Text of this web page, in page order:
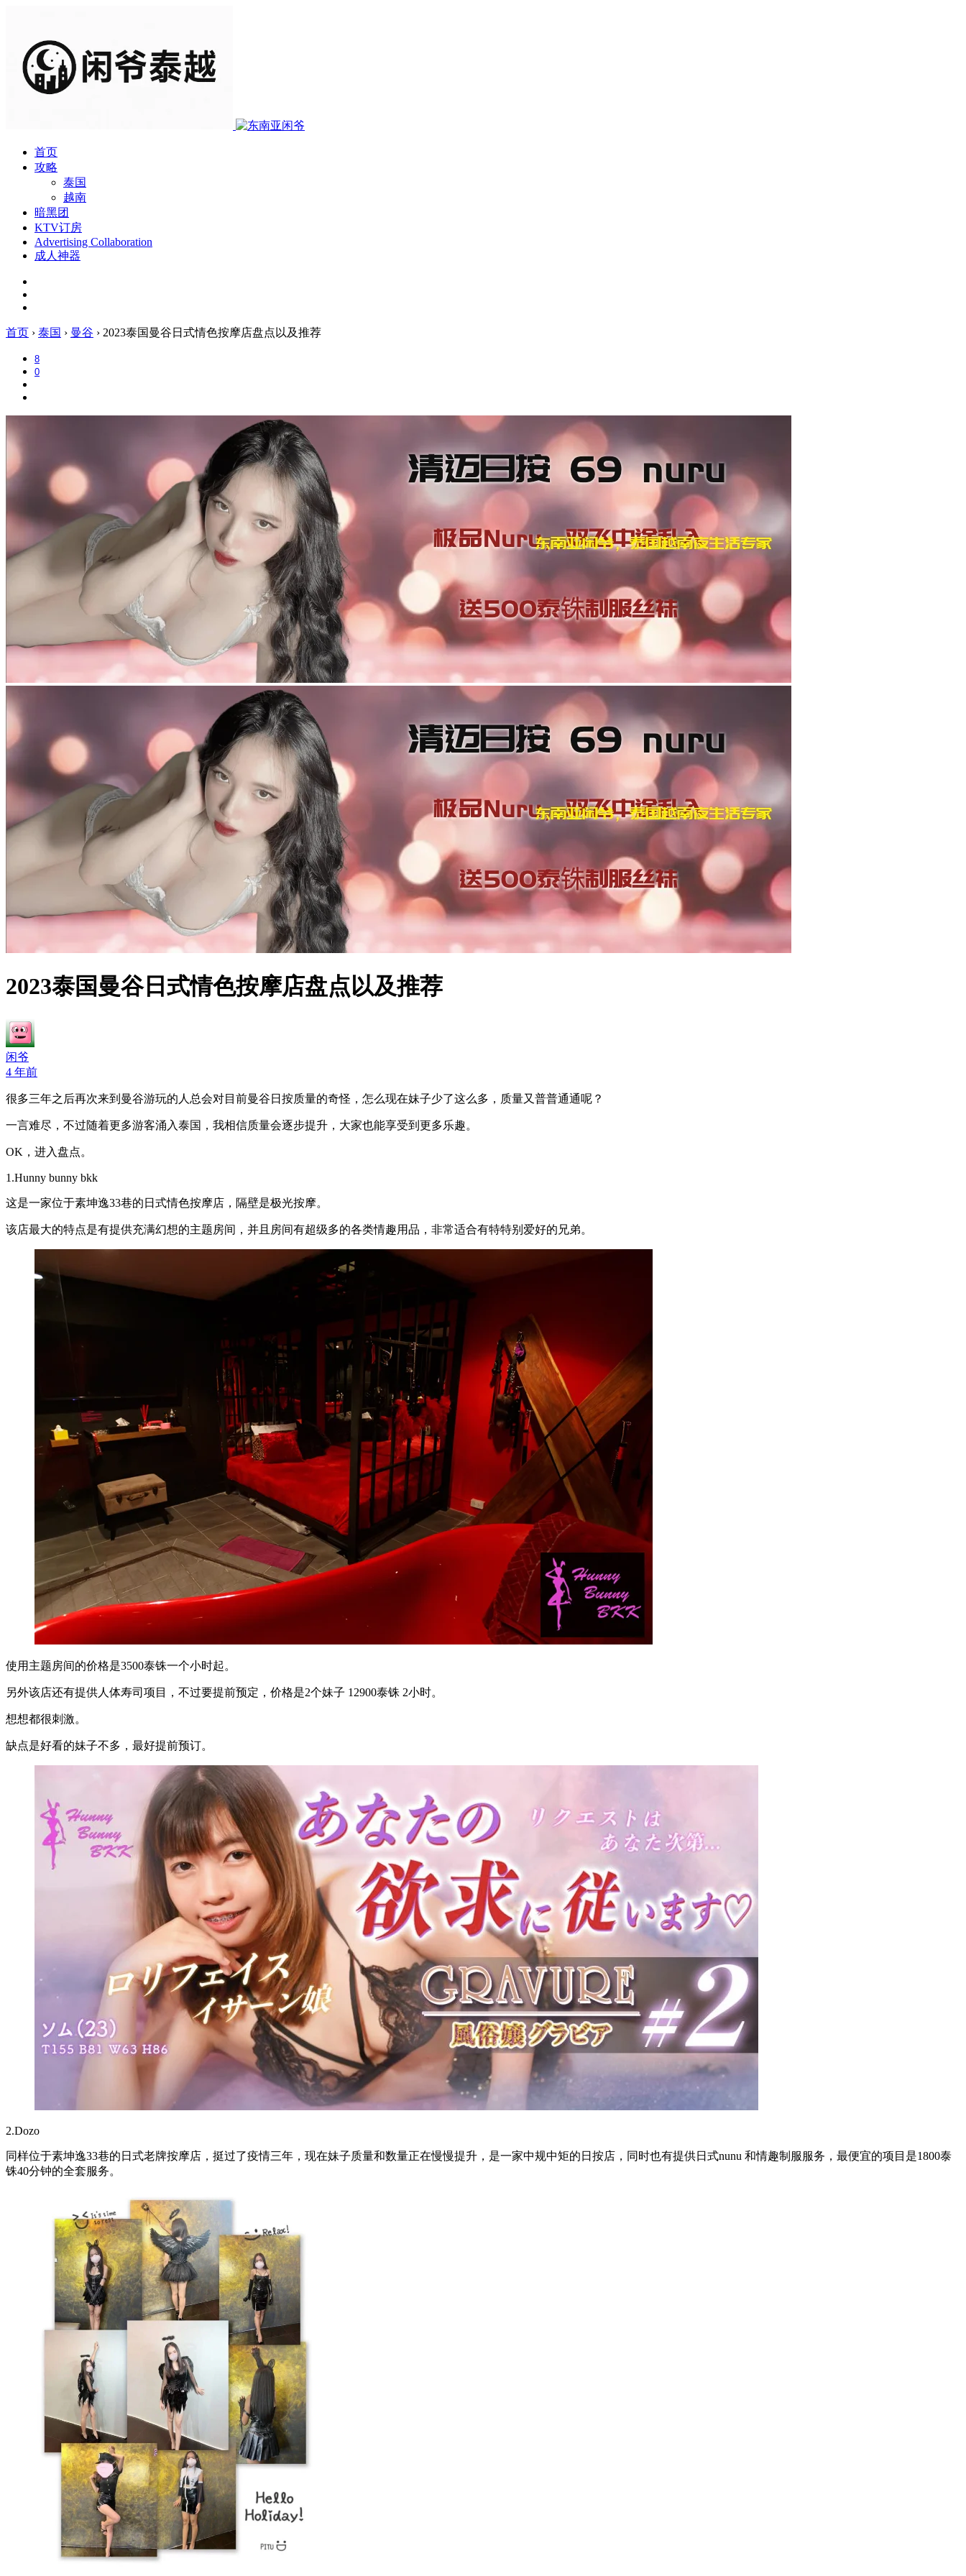
首页
攻略
泰国
越南
暗黑团
KTV订房
Advertising Collaboration
成人神器
首页 › 泰国 › 曼谷 › 2023泰国曼谷日式情色按摩店盘点以及推荐
8
0
2023泰国曼谷日式情色按摩店盘点以及推荐
闲爷
4 年前
很多三年之后再次来到曼谷游玩的人总会对目前曼谷日按质量的奇怪，怎么现在妹子少了这么多，质量又普普通通呢？
一言难尽，不过随着更多游客涌入泰国，我相信质量会逐步提升，大家也能享受到更多乐趣。
OK，进入盘点。
1.Hunny bunny bkk
这是一家位于素坤逸33巷的日式情色按摩店，隔壁是极光按摩。
该店最大的特点是有提供充满幻想的主题房间，并且房间有超级多的各类情趣用品，非常适合有特特别爱好的兄弟。
使用主题房间的价格是3500泰铢一个小时起。
另外该店还有提供人体寿司项目，不过要提前预定，价格是2个妹子 12900泰铢 2小时。
想想都很刺激。
缺点是好看的妹子不多，最好提前预订。
2.Dozo
同样位于素坤逸33巷的日式老牌按摩店，挺过了疫情三年，现在妹子质量和数量正在慢慢提升，是一家中规中矩的日按店，同时也有提供日式nunu 和情趣制服服务，最便宜的项目是1800泰
铢40分钟的全套服务。